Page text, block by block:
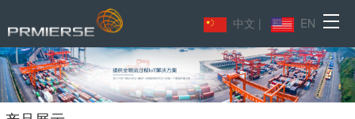
中文 | EN
页
导
产
品
应